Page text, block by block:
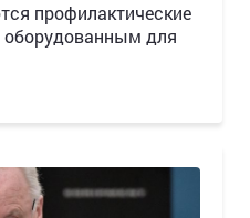
профилактические
для